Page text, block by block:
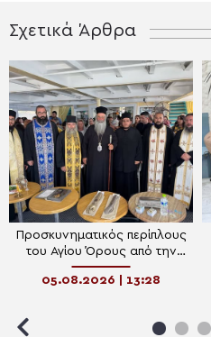
Σχετικά Άρθρα
Προσκυνηματικός περίπλους
του Αγίου Όρους από την
Ιερά Μητρόπολη Κίτρους
05.08.2026 | 13:28